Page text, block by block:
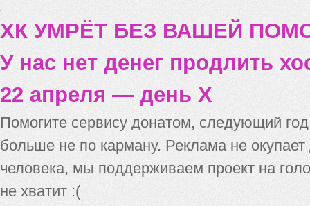
ХК УМРЁТ БЕЗ ВАШЕЙ
У нас нет денег продлить
22 апреля — день X
Помогите сервису донатом, следующий
больше не по карману. Реклама не
человека, мы поддерживаем проект на
не хватит :(